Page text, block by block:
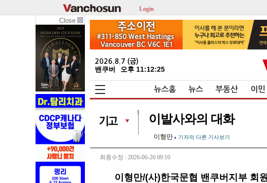
Login
Close
2026.8.7 (금)
밴쿠버 오후 11:12:26
뉴스홈 뉴스 부동산 이민
이발사와의 대화
이형만 기자의 다른 기사보기
최종수정 : 2026-06-26 09:10
이형만/(사)한국문협 밴쿠버지부 회원